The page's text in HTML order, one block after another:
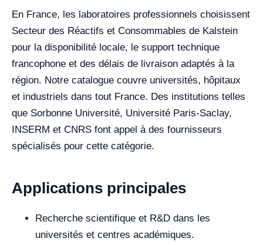
En France, les laboratoires professionnels choisissent
Secteur des Réactifs et Consommables de Kalstein
pour la disponibilité locale, le support technique
francophone et des délais de livraison adaptés à la
région. Notre catalogue couvre universités, hôpitaux
et industriels dans tout France. Des institutions telles
que Sorbonne Université, Université Paris-Saclay,
INSERM et CNRS font appel à des fournisseurs
spécialisés pour cette catégorie.
Applications principales
Recherche scientifique et R&D dans les
universités et centres académiques.